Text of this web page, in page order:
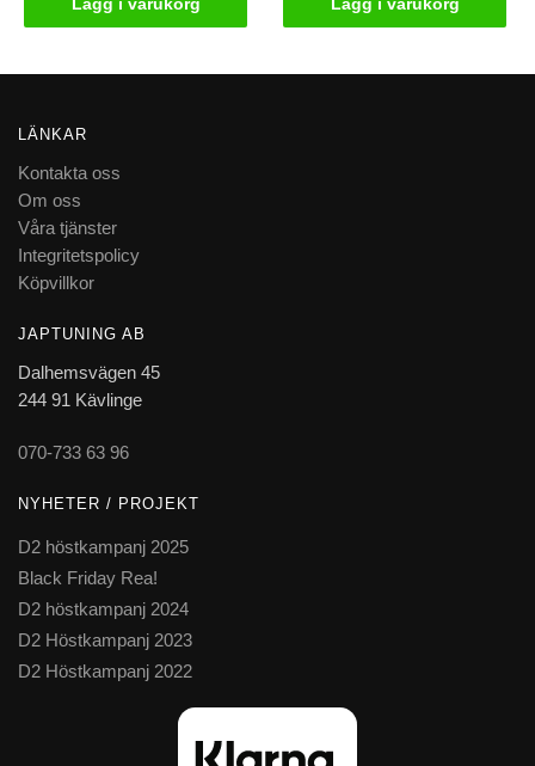
Lägg i varukorg Lägg i varukorg
LÄNKAR
Kontakta oss
Om oss
Våra tjänster
Integritetspolicy
Köpvillkor
JAPTUNING AB
Dalhemsvägen 45
244 91 Kävlinge
070-733 63 96
NYHETER / PROJEKT
D2 höstkampanj 2025
Black Friday Rea!
D2 höstkampanj 2024
D2 Höstkampanj 2023
D2 Höstkampanj 2022